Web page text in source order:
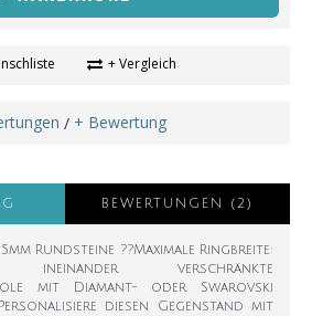
+ Vergleich
/ + Bewertung
BEWERTUNGEN (2)
Rundsteine ??Maximale Ringbreite:
verschränkte
mit Diamant- oder Swarovski
diesen Gegenstand mit